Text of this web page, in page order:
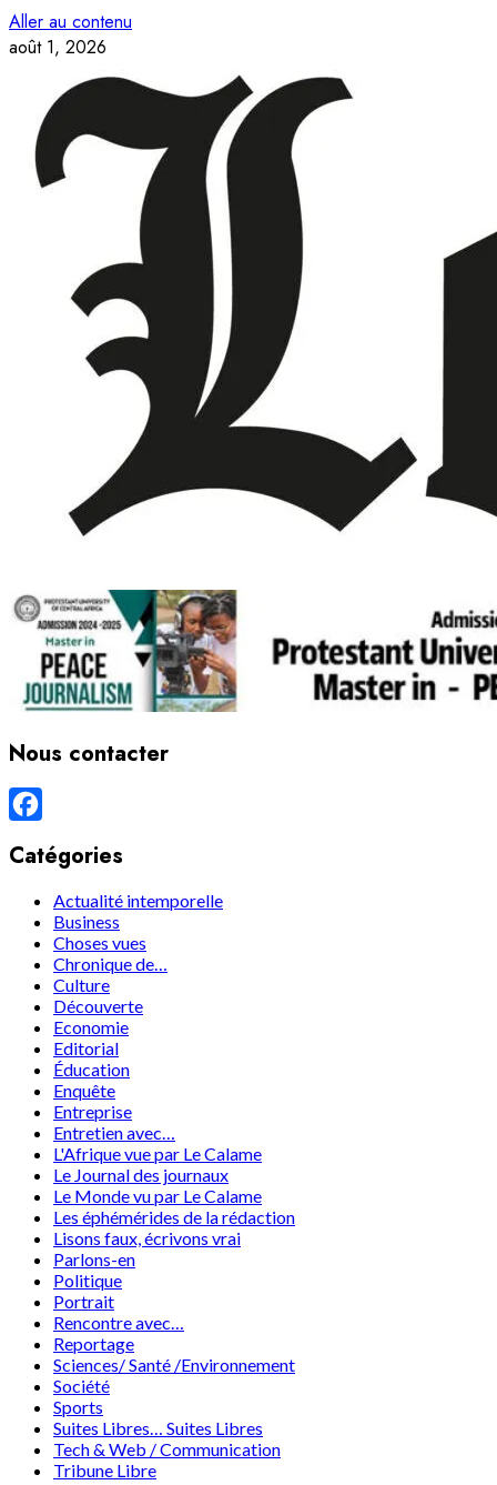
Aller au contenu
août 1, 2026
Nous contacter
Catégories
Actualité intemporelle
Business
Choses vues
Chronique de…
Culture
Découverte
Economie
Editorial
Éducation
Enquête
Entreprise
Entretien avec…
L'Afrique vue par Le Calame
Le Journal des journaux
Le Monde vu par Le Calame
Les éphémérides de la rédaction
Lisons faux, écrivons vrai
Parlons-en
Politique
Portrait
Rencontre avec…
Reportage
Sciences/ Santé /Environnement
Société
Sports
Suites Libres… Suites Libres
Tech & Web / Communication
Tribune Libre